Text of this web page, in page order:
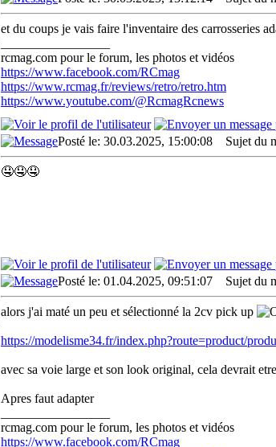
et du coups je vais faire l'inventaire des carrosseries
rcmag.com pour le forum, les photos et vidéos
https://www.facebook.com/RCmag
https://www.rcmag.fr/reviews/retro/retro.htm
https://www.youtube.com/@RcmagRcnews
Posté le: 30.03.2025, 15:00:08 Sujet du
🤤🤤🤤
Posté le: 01.04.2025, 09:51:07 Sujet du
alors j'ai maté un peu et sélectionné la 2cv pick up
https://modelisme34.fr/index.php?route=product/
avec sa voie large et son look original, cela devrait
Apres faut adapter
rcmag.com pour le forum, les photos et vidéos
https://www.facebook.com/RCmag